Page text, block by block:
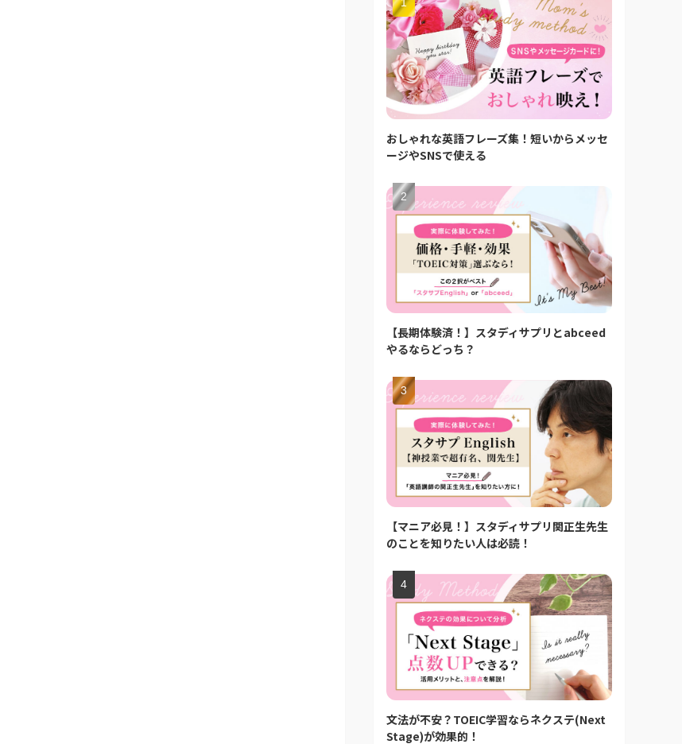
おしゃれな英語フレーズ集！短いからメッセ
ージやSNSで使える
【長期体験済！】スタディサプリとabceed
やるならどっち？
【マニア必見！】スタディサプリ関正生先生
のことを知りたい人は必読！
文法が不安？TOEIC学習ならネクステ(Next
Stage)が効果的！